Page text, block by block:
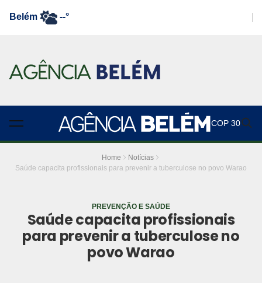
Belém --°
COP 30
Home
Notícias
Saúde capacita profissionais para prevenir a tuberculose no povo Warao
PREVENÇÃO E SAÚDE
Saúde capacita profissionais
para prevenir a tuberculose no
povo Warao